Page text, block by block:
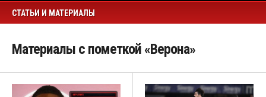
СТАТЬИ И МАТЕРИАЛЫ
Материалы с пометкой «Верона»